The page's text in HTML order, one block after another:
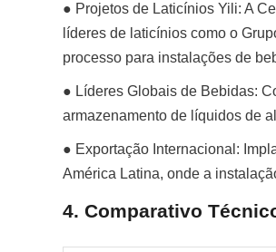
● Projetos de Laticínios Yili: A
líderes de laticínios como o
processo para instalações de
● Líderes Globais de Bebidas:
armazenamento de líquidos de
● Exportação Internacional:
América Latina, onde a
4. Comparativo